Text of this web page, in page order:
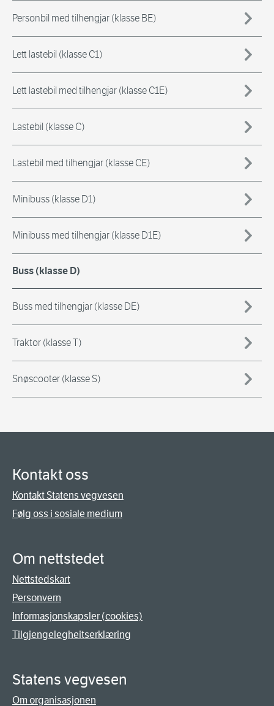
Personbil med tilhengjar (klasse BE)
Lett lastebil (klasse C1)
Lett lastebil med tilhengjar (klasse C1E)
Lastebil (klasse C)
Lastebil med tilhengjar (klasse CE)
Minibuss (klasse D1)
Minibuss med tilhengjar (klasse D1E)
Buss (klasse D)
Buss med tilhengjar (klasse DE)
Traktor (klasse T)
Snøscooter (klasse S)
Kontakt oss
Kontakt Statens vegvesen
Følg oss i sosiale medium
Om nettstedet
Nettstedskart
Personvern
Informasjonskapsler (cookies)
Tilgjengelegheitserklæring
Statens vegvesen
Om organisasjonen